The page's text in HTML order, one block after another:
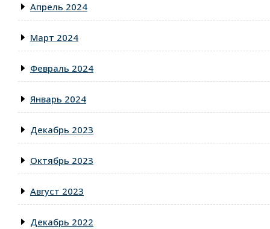
Апрель 2024
Март 2024
Февраль 2024
Январь 2024
Декабрь 2023
Октябрь 2023
Август 2023
Декабрь 2022